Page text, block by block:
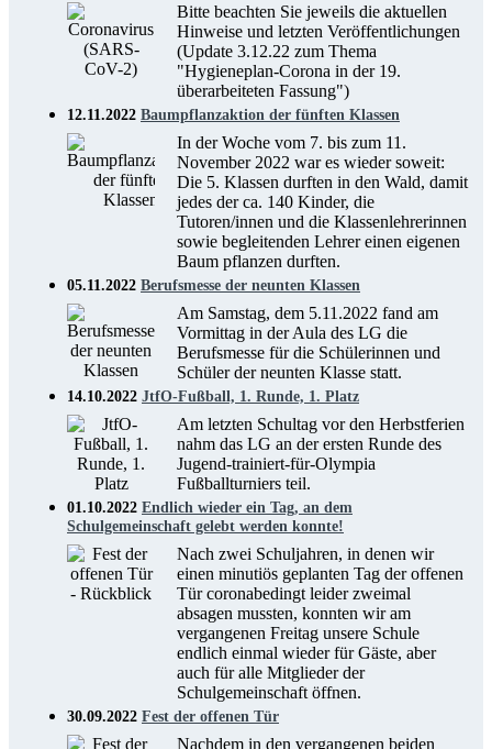
Bitte beachten Sie jeweils die aktuellen
Hinweise und letzten Veröffentlichungen
(Update 3.12.22 zum Thema
"Hygieneplan-Corona in der 19.
überarbeiteten Fassung")
12.11.2022 Baumpflanzaktion der fünften Klassen
In der Woche vom 7. bis zum 11.
November 2022 war es wieder soweit:
Die 5. Klassen durften in den Wald, damit
jedes der ca. 140 Kinder, die
Tutoren/innen und die Klassenlehrerinnen
sowie begleitenden Lehrer einen eigenen
Baum pflanzen durften.
05.11.2022 Berufsmesse der neunten Klassen
Am Samstag, dem 5.11.2022 fand am
Vormittag in der Aula des LG die
Berufsmesse für die Schülerinnen und
Schüler der neunten Klasse statt.
14.10.2022 JtfO-Fußball, 1. Runde, 1. Platz
Am letzten Schultag vor den Herbstferien
nahm das LG an der ersten Runde des
Jugend-trainiert-für-Olympia
Fußballturniers teil.
01.10.2022 Endlich wieder ein Tag, an dem
Schulgemeinschaft gelebt werden konnte!
Nach zwei Schuljahren, in denen wir
einen minutiös geplanten Tag der offenen
Tür coronabedingt leider zweimal
absagen mussten, konnten wir am
vergangenen Freitag unsere Schule
endlich einmal wieder für Gäste, aber
auch für alle Mitglieder der
Schulgemeinschaft öffnen.
30.09.2022 Fest der offenen Tür
Nachdem in den vergangenen beiden